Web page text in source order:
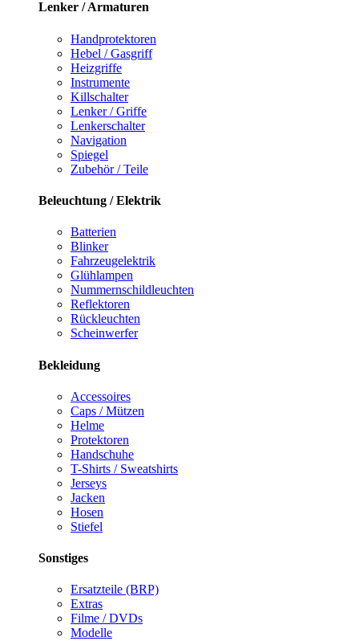
Lenker / Armaturen
Handprotektoren
Hebel / Gasgriff
Heizgriffe
Instrumente
Killschalter
Lenker / Griffe
Lenkerschalter
Navigation
Spiegel
Zubehör / Teile
Beleuchtung / Elektrik
Batterien
Blinker
Fahrzeugelektrik
Glühlampen
Nummernschildleuchten
Reflektoren
Rückleuchten
Scheinwerfer
Bekleidung
Accessoires
Caps / Mützen
Helme
Protektoren
Handschuhe
T-Shirts / Sweatshirts
Jerseys
Jacken
Hosen
Stiefel
Sonstiges
Ersatzteile (BRP)
Extras
Filme / DVDs
Modelle